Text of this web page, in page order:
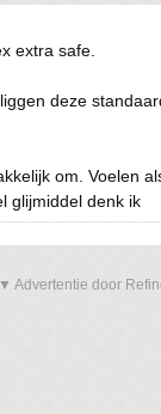
extra safe.
deze
om. Voelen
glijmiddel denk ik
▼ Advertentie door